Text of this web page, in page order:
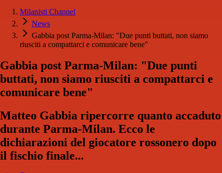
Milanisti Channel
News
Gabbia post Parma-Milan: "Due punti buttati, non siamo
riusciti a compattarci e comunicare bene"
Gabbia post Parma-Milan: "Due punti
buttati, non siamo riusciti a compattarci e
comunicare bene"
Matteo Gabbia ripercorre quanto accaduto
durante Parma-Milan. Ecco le
dichiarazioni del giocatore rossonero dopo
il fischio finale...